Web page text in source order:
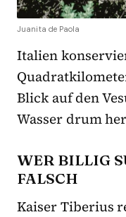
Juanita de Paola
Italien
Blick auf den
Wasser drum
WER BILLIG
FALSCH
Kaiser Tiberius